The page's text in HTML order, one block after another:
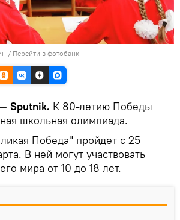
/ Перейти в фотобанк
Sputnik. К 80-летию Победы
школьная олимпиада.
Победа" пройдет с 25
В ней могут участвовать
мира от 10 до 18 лет.